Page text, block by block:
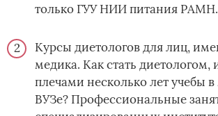
только ГУУ НИИ питания РАМН.
Курсы диетологов для лиц,
медика. Как стать диетологом,
плечами несколько лет учебы
ВУЗе? Профессиональные